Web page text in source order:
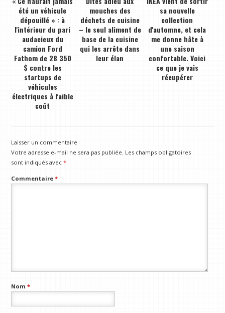
été un véhicule
dépouillé » : à
l'intérieur du pari
audacieux du
camion Ford
Fathom de 28 350
$ contre les
startups de
véhicules
électriques à faible
coût
mouches des
déchets de cuisine
– le seul aliment de
base de la cuisine
qui les arrête dans
leur élan
sa nouvelle
collection
d'automne, et cela
me donne hâte à
une saison
confortable. Voici
ce que je vais
récupérer
Laisser un commentaire
Votre adresse e-mail ne sera pas publiée. Les champs obligatoires
sont indiqués avec*
Commentaire*
Nom*